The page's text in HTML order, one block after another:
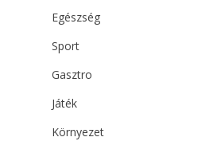
Egészség
Sport
Gasztro
Játék
Környezet